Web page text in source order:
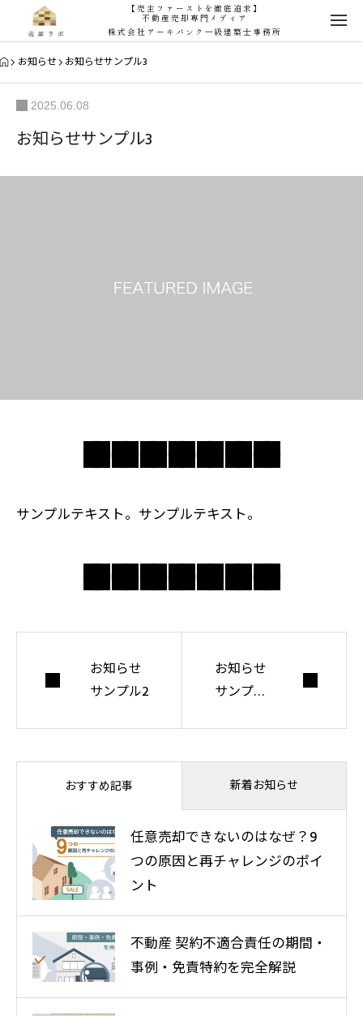
【売主ファーストを徹底追求】
不動産売却専門メディア
株式会社アーキバンク一級建築士事務所
お知らせ お知らせサンプル3
2025.06.08
お知らせサンプル3
サンプルテキスト。サンプルテキスト。
お知らせ
サンプル2
お知らせ
サンプル
おすすめ記事 新着お知らせ
任意売却できないのはなぜ？9
つの原因と再チャレンジのポイ
ント
不動産 契約不適合責任の期間・
事例・免責特約を完全解説